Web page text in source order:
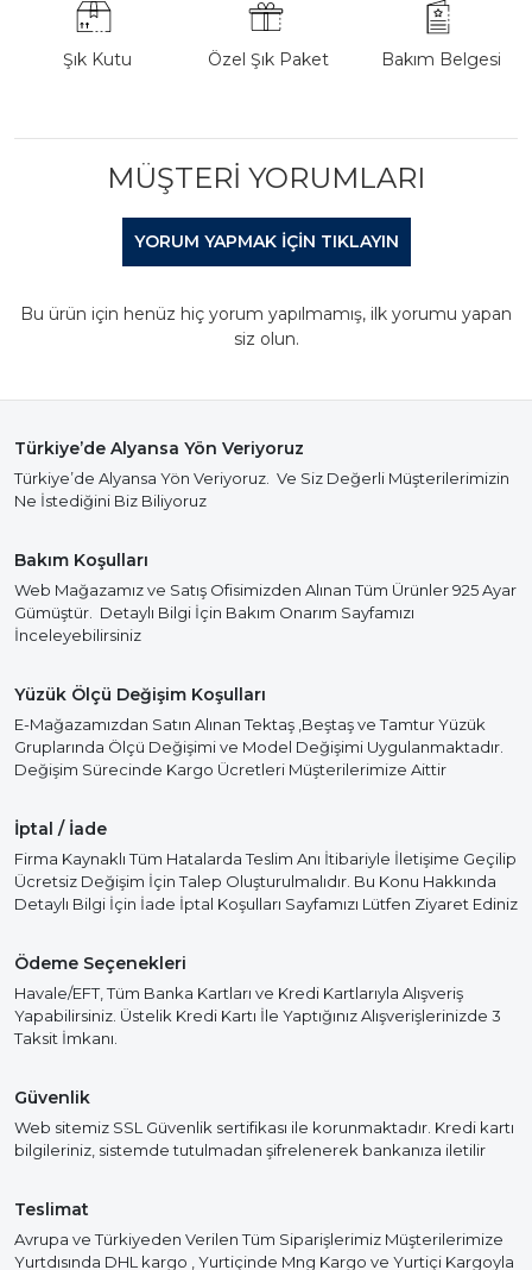
Şık Kutu Özel Şık Paket Bakım Belgesi
MÜŞTERI YORUMLARI
YORUM YAPMAK IÇIN TIKLAYIN
Bu ürün için henüz hiç yorum yapılmamış, ilk yorumu yapan
siz olun.
Türkiye’de Alyansa Yön Veriyoruz
Türkiye’de Alyansa Yön Veriyoruz. Ve Siz Değerli Müşterilerimizin
Ne İstediğini Biz Biliyoruz
Bakım Koşulları
Web Mağazamız ve Satış Ofisimizden Alınan Tüm Ürünler 925 Ayar
Gümüştür. Detaylı Bilgi İçin Bakım Onarım Sayfamızı
İnceleyebilirsiniz
Yüzük Ölçü Değişim Koşulları
E-Mağazamızdan Satın Alınan Tektaş ,Beştaş ve Tamtur Yüzük
Gruplarında Ölçü Değişimi ve Model Değişimi Uygulanmaktadır.
Değişim Sürecinde Kargo Ücretleri Müşterilerimize Aittir
İptal / İade
Firma Kaynaklı Tüm Hatalarda Teslim Anı İtibariyle İletişime Geçilip
Ücretsiz Değişim İçin Talep Oluşturulmalıdır. Bu Konu Hakkında
Detaylı Bilgi İçin İade İptal Koşulları Sayfamızı Lütfen Ziyaret Ediniz
Ödeme Seçenekleri
Havale/EFT, Tüm Banka Kartları ve Kredi Kartlarıyla Alışveriş
Yapabilirsiniz. Üstelik Kredi Kartı İle Yaptığınız Alışverişlerinizde 3
Taksit İmkanı.
Güvenlik
Web sitemiz SSL Güvenlik sertifikası ile korunmaktadır. Kredi kartı
bilgileriniz, sistemde tutulmadan şifrelenerek bankanıza iletilir
Teslimat
Avrupa ve Türkiyeden Verilen Tüm Siparişlerimiz Müşterilerimize
Yurtdısında DHL kargo , Yurtiçinde Mng Kargo ve Yurtiçi Kargoyla